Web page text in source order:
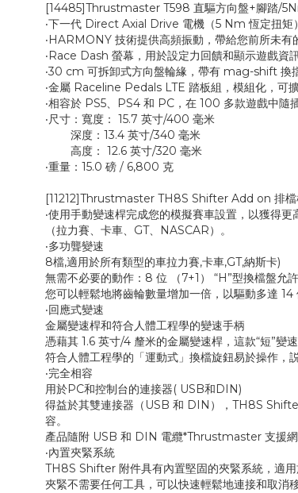
[14485]Thrustmaster T598 直驅方向盤+腳踏/
‧下一代 Direct Axial Drive 電機（5 Nm 恆定扭矩
‧HARMONY 技術提供高頻振動，帶給您前所未有
‧Race Dash 螢幕，用於設定力回饋和顯示遊戲資
‧30 cm 可拆卸式方向盤輪緣，帶有 mag-shift 換
‧金屬 Raceline Pedals LTE 踏板組，模組化，可
‧相容於 PS5、PS4 和 PC，在 100 多款遊戲中隨
‧尺寸：寬度： 15.7 英寸/400 毫米
深度：13.4 英寸/340 毫米
高度： 12.6 英寸/320 毫米
‧重量：15.0 磅 / 6,800 克
[11212]Thrustmaster TH8S Shifter Add on 排
‧使用手動變速桿完成您的模擬賽車設置，以獲得
（拉力賽、卡車、GT、NASCAR）。
‧多功聾變速
8檔,適用於所有類型的車拉力賽,卡車,GT,納斯卡)
無需不必要的動作：8 位 （7+1） “H”型換檔盤允
您可以輕鬆地將齒輪數量增加一倍，以驅動多達 14
‧回應式變速
金屬變速桿和符合人體工程學的變速手柄
憑藉其 1.6 英寸/4 釐米的金屬變速桿，這款“短”變
符合人體工程學的「運動式」換檔旋鈕易於操作
‧完全相容
用於PC和控制台的連接器( USB和DIN)
得益於其雙連接器（USB 和 DIN），TH8S
容。
產品隨附 USB 和 DIN 電纜*Thrustmaster 支援
‧內置夾緊系統
TH8S Shifter 附件具有內置堅固的夾緊系統，適
夾緊不需要任何工具，可以快速輕鬆地連接和取消移